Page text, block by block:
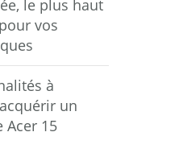
le plus haut
vos
à
un
15